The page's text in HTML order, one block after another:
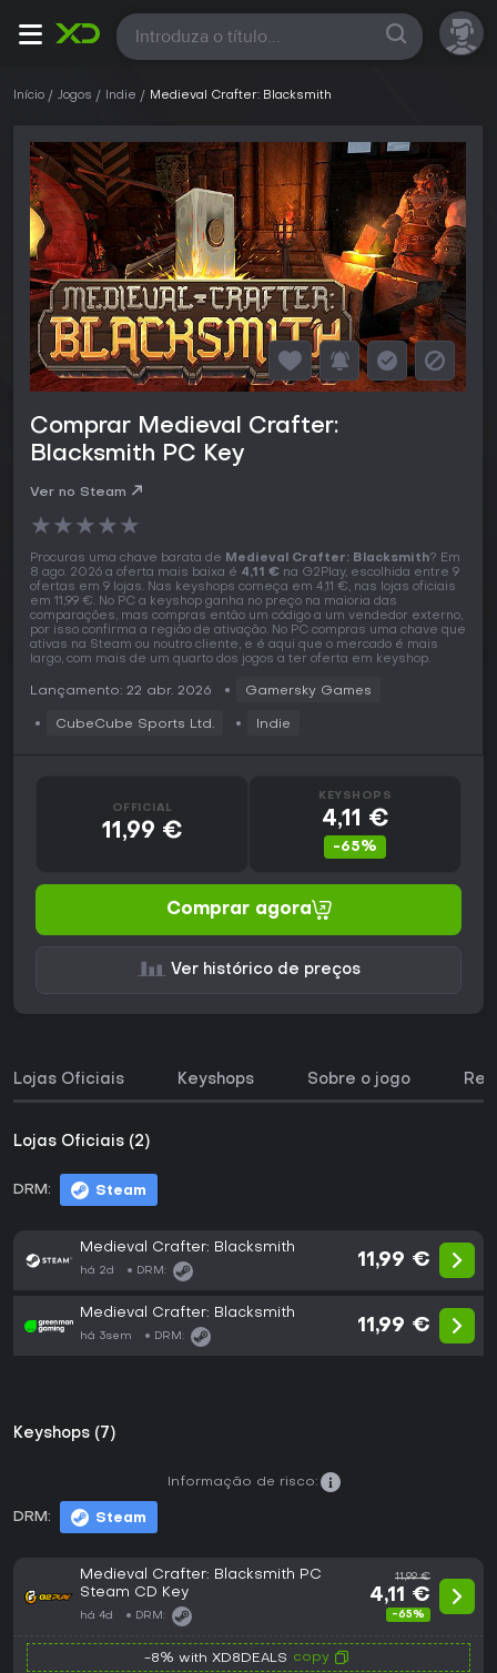
Todas
Início Jogos Indie Medieval Crafter: Blacksmith
Comprar Medieval Crafter:
Blacksmith PC Key
Ver no Steam
★★★★★
Procuras uma chave barata de Medieval Crafter: Blacksmith? Em
8 ago. 2026 a oferta mais baixa é 4,11 € na G2Play, escolhida entre 9
ofertas em 9 lojas. Nas keyshops começa em 4,11 €, nas lojas oficiais
em 11,99 €. No PC a keyshop ganha no preço na maioria das
comparações, mas compras então um código a um vendedor externo,
por isso confirma a região de ativação. No PC compras uma chave que
ativas na Steam ou noutro cliente, e é aqui que o mercado é mais
largo, com mais de um quarto dos jogos a ter oferta em keyshop.
Lançamento: 22 abr. 2026 Gamersky Games
CubeCube Sports Ltd. Indie
OFFICIAL
11,99 €
KEYSHOPS
4,11 €
-65%
Comprar agora
Ver histórico de preços
Lojas Oficiais Keyshops Sobre o jogo
Lojas Oficiais (2)
DRM: Steam
Medieval Crafter: Blacksmith
há 2d DRM:
11,99 €
Medieval Crafter: Blacksmith
há 3sem DRM:
11,99 €
Keyshops (7)
DRM: Steam
Informação de risco:
Medieval Crafter: Blacksmith PC
Steam CD Key
há 4d DRM:
11,99 €
4,11 €
-65%
-8% with XD8DEALS copy